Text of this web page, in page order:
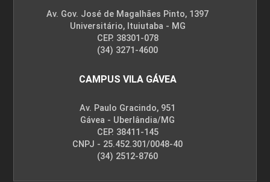
Av. Gov. José de Magalhães Pinto, 1397
Universitário, Ituiutaba - MG
CEP. 38301-078
(34) 3271-4600
CAMPUS VILA GÁVEA
Av. Paulo Gracindo, 951
Gávea - Uberlândia/MG
CEP. 38411-145
CNPJ - 25.452.301/0048-40
(34) 2512-8760